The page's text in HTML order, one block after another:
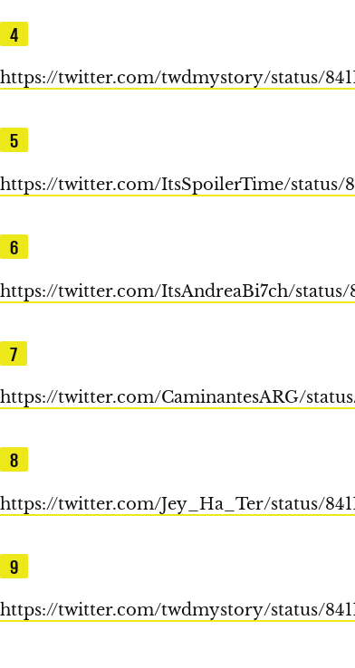
4
https://twitter.com/twdmystory/status/
5
https://twitter.com/ItsSpoilerTime/status/
6
https://twitter.com/ItsAndreaBi7ch/status/
7
https://twitter.com/CaminantesARG/status/
8
https://twitter.com/Jey_Ha_Ter/status/
9
https://twitter.com/twdmystory/status/